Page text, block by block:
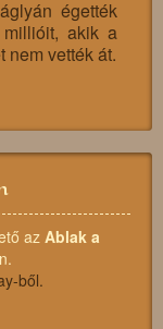
égették
akik a
nem vették át.
az Ablak a
ből.